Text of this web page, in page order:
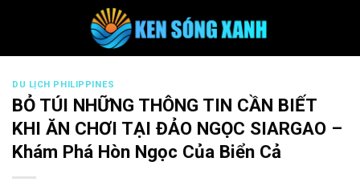
DU LỊCH PHILIPPINES
BỎ TÚI NHỮNG THÔNG TIN CẦN BIẾT
KHI ĂN CHƠI TẠI ĐẢO NGỌC SIARGAO –
Khám Phá Hòn Ngọc Của Biển Cả